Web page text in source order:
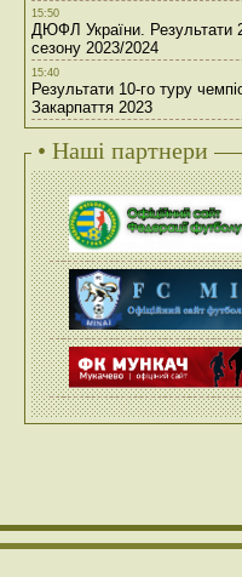
15:50
ДЮФЛ України. Результати
сезону 2023/2024
15:40
Результати 10-го туру
Закарпаття 2023
• Наші партнери